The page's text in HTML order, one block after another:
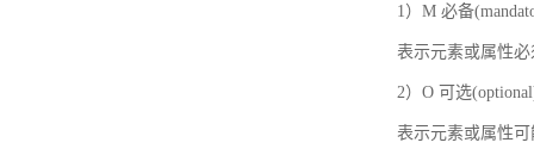
1）M 必备
表示元素或属性
2）O 可选
表示元素或属性